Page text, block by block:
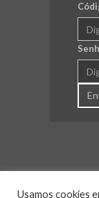
Usamos cookies